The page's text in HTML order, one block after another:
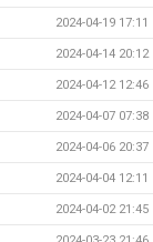
2024-04-19 17:11
2024-04-14 20:12
2024-04-12 12:46
2024-04-07 07:38
2024-04-06 20:37
2024-04-04 12:11
2024-04-02 21:45